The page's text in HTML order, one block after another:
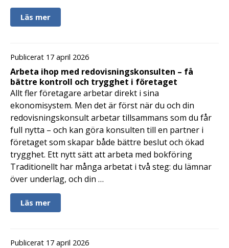
Läs mer
Publicerat 17 april 2026
Arbeta ihop med redovisningskonsulten – få
bättre kontroll och trygghet i företaget
Allt fler företagare arbetar direkt i sina
ekonomisystem. Men det är först när du och din
redovisningskonsult arbetar tillsammans som du får
full nytta – och kan göra konsulten till en partner i
företaget som skapar både bättre beslut och ökad
trygghet. Ett nytt sätt att arbeta med bokföring
Traditionellt har många arbetat i två steg: du lämnar
över underlag, och din …
Läs mer
Publicerat 17 april 2026